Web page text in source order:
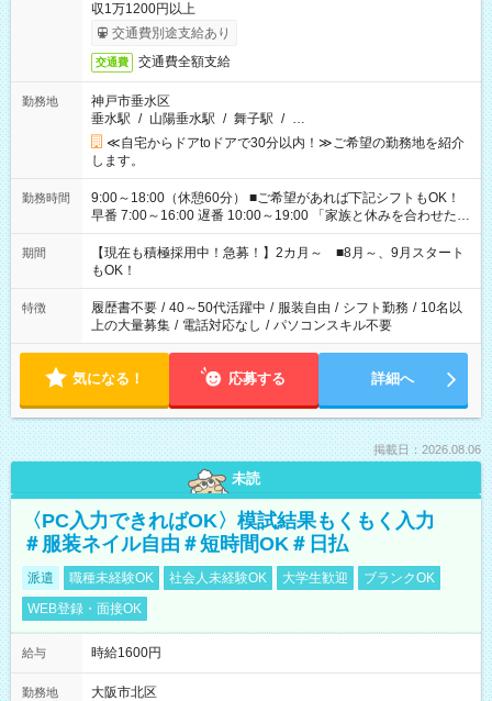
収1万1200円以上
交通費別途支給あり
交通費 交通費全額支給
勤務地
神戸市垂水区
垂水駅 / 山陽垂水駅 / 舞子駅 / …
≪自宅からドアtoドアで30分以内！≫ご希望の勤務地を紹介
します。
勤務時間
9:00～18:00（休憩60分） ■ご希望があれば下記シフトもOK！
早番 7:00～16:00 遅番 10:00～19:00 「家族と休みを合わせた
い」 「余裕を持って夕飯の準備がしたい」 「できれば残業はし
たくない」 など、ご希望を教えてくださいね。 ※Wワーク希望
の方へ 今ご覧のお仕事で希望する勤務時間と、もう1つのお仕事
の勤務時間。 合計で週40時間を超える場合は応募できません。
期間
【現在も積極採用中！急募！】2カ月～ ■8月～、9月スタート
もOK！
特徴 履歴書不要 / 40～50代活躍中 / 服装自由 / シフト勤務 / 10名以
上の大量募集 / 電話対応なし / パソコンスキル不要
気になる！ 応募する 詳細へ
掲載日：2026.08.06
未読
〈PC入力できればOK〉模試結果もくもく入力
＃服装ネイル自由＃短時間OK＃日払
派遣 職種未経験OK 社会人未経験OK 大学生歓迎
ブランクOK
WEB登録・面接OK
給与 時給1600円
勤務地
大阪市北区